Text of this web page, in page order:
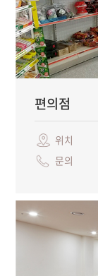
편의점
위치
문의